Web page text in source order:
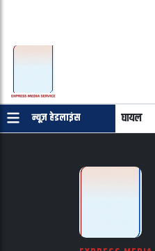
न्यूज़ हेडलाइंस
बस खाई में गिरी, 7 की मौत, 11 घायल